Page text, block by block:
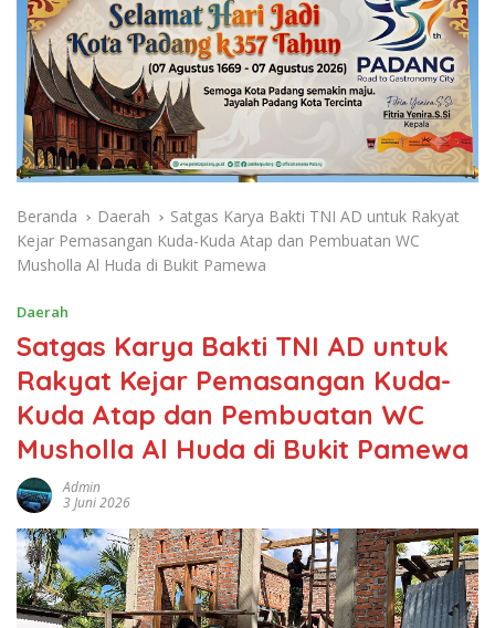
Beranda Daerah
Satgas Karya Bakti TNI AD untuk Rakyat
Kejar Pemasangan Kuda-Kuda Atap dan Pembuatan WC
Musholla Al Huda di Bukit Pamewa
Daerah
Satgas Karya Bakti TNI AD untuk
Rakyat Kejar Pemasangan Kuda-
Kuda Atap dan Pembuatan WC
Musholla Al Huda di Bukit Pamewa
Admin
3 Juni 2026